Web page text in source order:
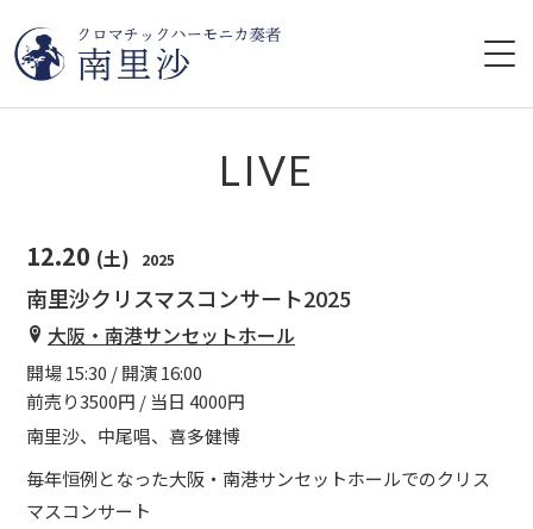
CD
レッスン
YouTube
LIVE
12.20 (土) 2025
南里沙クリスマスコンサート2025
大阪・南港サンセットホール
開場 15:30 / 開演 16:00
前売り3500円 / 当日 4000円
南里沙、中尾唱、喜多健博
毎年恒例となった大阪・南港サンセットホールでのクリス
マスコンサート